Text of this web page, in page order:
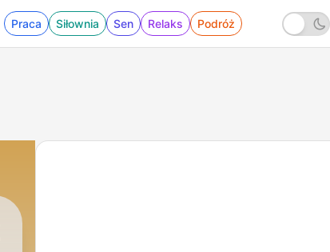
Praca Siłownia Sen Relaks Podróż